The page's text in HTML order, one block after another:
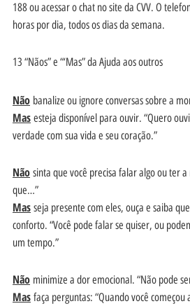
188 ou acessar o chat no site da CVV. O
horas por dia, todos os dias da semana.
13 “Nãos” e “‘Mas” da Ajuda aos outros
Não banalize ou ignore conversas sobre a
Mas esteja disponível para ouvir. “Quero
verdade com sua vida e seu coração.”
Não sinta que você precisa falar algo ou ter a
que…”
Mas seja presente com eles, ouça e saiba
conforto. “Você pode falar se quiser, ou
um tempo.”
Não minimize a dor emocional. “Não pode
Mas faça perguntas: “Quando você começou